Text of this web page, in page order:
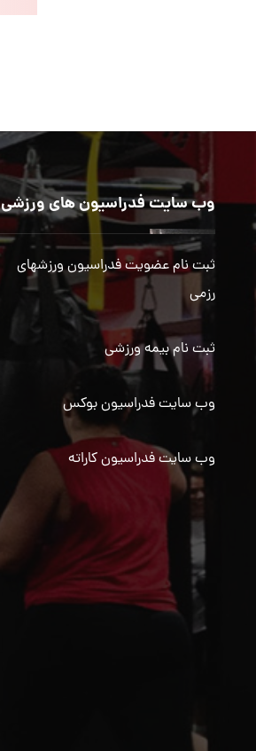
وب سایت فدراسیون های ورزشی
ثبت نام عضویت فدراسیون ورزشهای
رزمی
ثبت نام بیمه ورزشی
وب سایت فدراسیون بوکس
وب سایت فدراسیون کاراته